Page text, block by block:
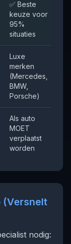
✅ Beste
keuze voor
95%
situaties
Luxe
merken
(Mercedes,
BMW,
Porsche)
Als auto
MOET
verplaatst
worden
(Versnelt
nodig: